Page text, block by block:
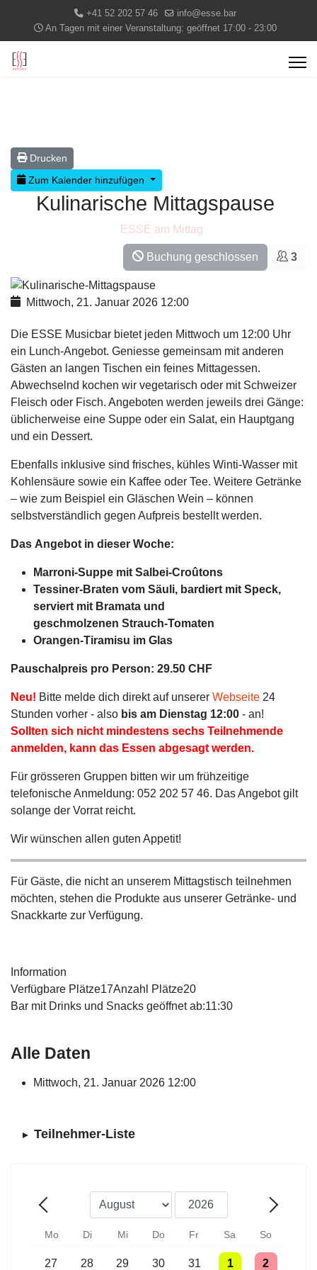
+41 52 202 57 46
info@esse.bar
An Tagen mit einer Veranstaltung: geöffnet 17:00 - 23:00
Drucken
Zum Kalender hinzufügen
Kulinarische Mittagspause
ESSE am Mittag
Buchung geschlossen 3
Mittwoch, 21. Januar 2026 12:00
Die ESSE Musicbar bietet jeden Mittwoch um 12:00 Uhr
ein Lunch-Angebot. Geniesse gemeinsam mit anderen
Gästen an langen Tischen ein feines Mittagessen.
Abwechselnd kochen wir vegetarisch oder mit Schweizer
Fleisch oder Fisch. Angeboten werden jeweils drei Gänge:
üblicherweise eine Suppe oder ein Salat, ein Hauptgang
und ein Dessert.
Ebenfalls inklusive sind frisches, kühles Winti-Wasser mit
Kohlensäure sowie ein Kaffee oder Tee. Weitere Getränke
– wie zum Beispiel ein Gläschen Wein – können
selbstverständlich gegen Aufpreis bestellt werden.
Das Angebot in dieser Woche:
Marroni-Suppe mit Salbei-Croûtons
Tessiner-Braten vom Säuli, bardiert mit Speck,
serviert mit Bramata und
geschmolzenen Strauch-Tomaten
Orangen-Tiramisu im Glas
Pauschalpreis pro Person: 29.50 CHF
Neu! Bitte melde dich direkt auf unserer Webseite 24
Stunden vorher - also bis am Dienstag 12:00 - an!
Sollten sich nicht mindestens sechs Teilnehmende
anmelden, kann das Essen abgesagt werden.
Für grösseren Gruppen bitten wir um frühzeitige
telefonische Anmeldung: 052 202 57 46. Das Angebot gilt
solange der Vorrat reicht.
Wir wünschen allen guten Appetit!
Für Gäste, die nicht an unserem Mittagstisch teilnehmen
möchten, stehen die Produkte aus unserer Getränke- und
Snackkarte zur Verfügung.
Information
Verfügbare Plätze17Anzahl Plätze20
Bar mit Drinks und Snacks geöffnet ab:11:30
Alle Daten
Mittwoch, 21. Januar 2026 12:00
Teilnehmer-Liste
Zurück - Monat
Monat
Jahr
Weiter -
Mo Di Mi Do Fr Sa So
27
Einzelne Veranstaltung
28
Einzelne Veranstaltung
29
Einzelne Veranstaltung
30
Einzelne Veranstaltung
31
Einzelne Veranstaltung
1
2 Veranstaltungen
2
Einzelne